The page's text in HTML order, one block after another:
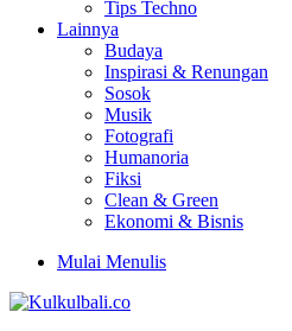
Tips Techno
Lainnya
Budaya
Inspirasi & Renungan
Sosok
Musik
Fotografi
Humanoria
Fiksi
Clean & Green
Ekonomi & Bisnis
Mulai Menulis